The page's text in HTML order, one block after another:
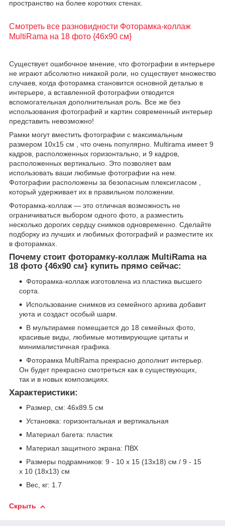
пространство на более коротких стенах.
Смотреть все разновидности Фоторамка-коллаж
MultiRama на 18 фото {46х90 см}
Существует ошибочное мнение, что фотографии в интерьере
не играют абсолютно никакой роли, но существует множество
случаев, когда фоторамка становится основной деталью в
интерьере, а вставленной фотографии отводится
вспомогательная дополнительная роль. Все же без
использования фотографий и картин современный интерьер
представить невозможно!
Рамки могут вместить фотографии с максимальным
размером 10x15 см , что очень популярно. Multirama имеет 9
кадров, расположенных горизонтально, и 9 кадров,
расположенных вертикально. Это позволяет вам
использовать ваши любимые фотографии на нем.
Фотографии расположены за безопасным плексигласом ,
который удерживает их в правильном положении.
Фоторамка-коллаж — это отличная возможность не
ограничиваться выбором одного фото, а разместить
несколько дорогих сердцу снимков одновременно. Сделайте
подборку из лучших и любимых фотографий и разместите их
в фоторамках.
Почему стоит фоторамку-коллаж MultiRama на
18 фото {46х90 см} купить прямо сейчас:
Фоторамка-коллаж изготовлена из пластика высшего
сорта.
Использование снимков из семейного архива добавит
уюта и создаст особый шарм.
В мультирамке помещается до 18 семейных фото,
красивые виды, любимые мотивирующие цитаты и
минималистичная графика.
Фоторамка MultiRama прекрасно дополнит интерьер.
Он будет прекрасно смотреться как в существующих,
так и в новых композициях.
Характеристики:
Размер, см: 46х89.5 см
Установка: горизонтальная и вертикальная
Материал багета: пластик
Материал защитного экрана: ПВХ
Размеры подрамников: 9 - 10 x 15 (13х18) см / 9 - 15
x 10 (18х13) см
Вес, кг: 1.7
Скрыть